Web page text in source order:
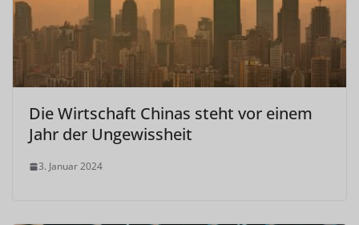
Die Wirtschaft Chinas steht vor einem
Jahr der Ungewissheit
3. Januar 2024